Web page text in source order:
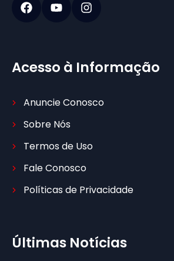
Acesso à Informação
Anuncie Conosco
Sobre Nós
Termos de Uso
Fale Conosco
Políticas de Privacidade
Últimas Notícias